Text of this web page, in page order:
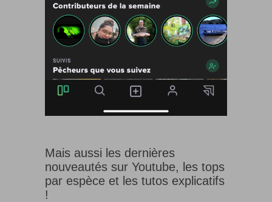
Mais aussi les dernières
nouveautés sur Youtube, les tops
par espèce et les tutos explicatifs
!